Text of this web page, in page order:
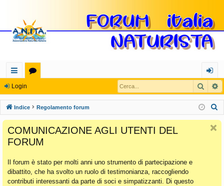
oll
eg
a
m
en
ti
Ra
u
m
og
in
Login Cerca
Indice Regolamento forum
COMUNICAZIONE AGLI UTENTI DEL
FORUM
Il forum è stato per molti anni uno strumento di partecipazione e
dibattito, che ha svolto un ruolo di testimonianza, raccogliendo
contributi interessanti da parte di soci e simpatizzanti. Di questo